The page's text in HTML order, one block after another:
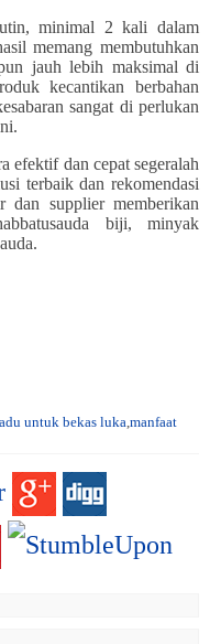
minimal 2 kali dalam
memang membutuhkan
jauh lebih maksimal di
kecantikan berbahan
sangat di perlukan
efektif dan cepat segeralah
terbaik dan rekomendasi
dan supplier memberikan
biji, minyak
untuk bekas luka,manfaat